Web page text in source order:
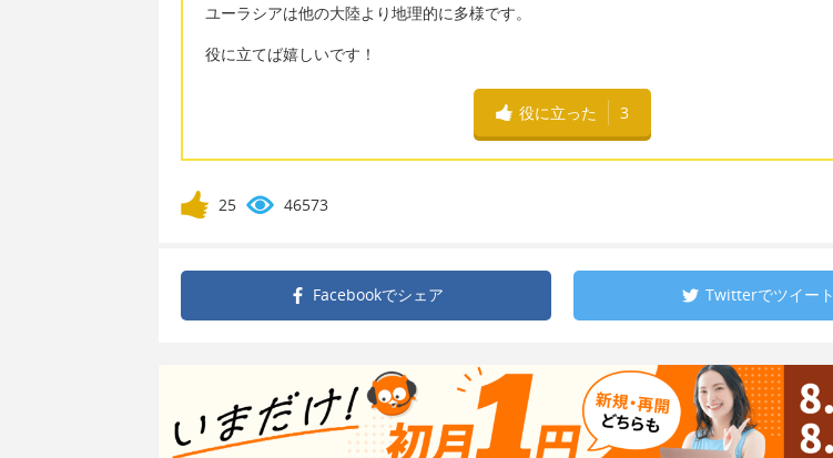
ユーラシアは他の大陸より地理的に多様です。
役に立てば嬉しいです！
役に立った 3
25 46573
Facebookでシェア Twitterでツイート